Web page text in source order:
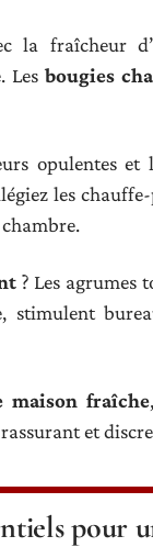
la fraîcheur
Les bougies
opulentes et
les
? Les agrumes
stimulent
maison fraîche
et
pour